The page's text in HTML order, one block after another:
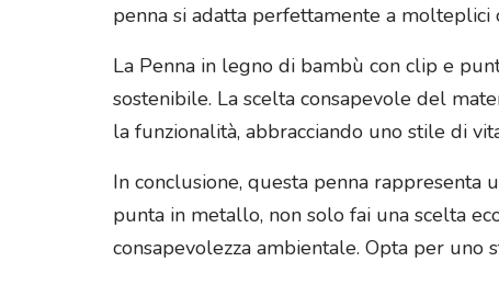
penna si adatta perfettamente a molteplici
La Penna in legno di bambù con clip e
sostenibile. La scelta consapevole del
la funzionalità, abbracciando uno stile di
In conclusione, questa penna
punta in metallo, non solo fai una scelta
consapevolezza ambientale. Opta per